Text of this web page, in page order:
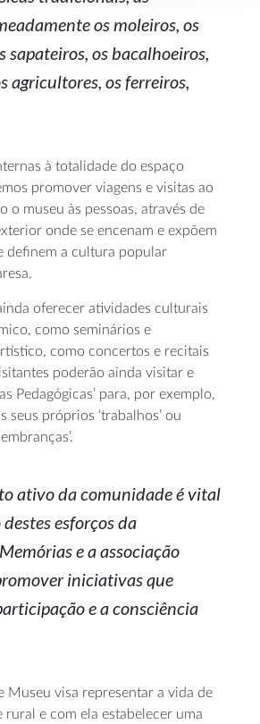
os moleiros, os
sapateiros, os bacalhoeiros,
agricultores, os ferreiros,
à totalidade do espaço
promover viagens e visitas ao
o museu às pessoas, através de
onde se encenam e expõem
definem a cultura popular
oferecer atividades culturais
como seminários e
como concertos e recitais
poderão ainda visitar e
Pedagógicas’ para, por exemplo,
seus próprios ‘trabalhos’ ou
ativo da comunidade é vital
destes esforços da
e a associação
iniciativas que
e a consciência
Museu visa representar a vida de
rural e com ela estabelecer uma